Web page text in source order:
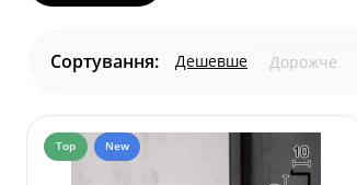
Сортування: Дешевше Дорожче
Top New